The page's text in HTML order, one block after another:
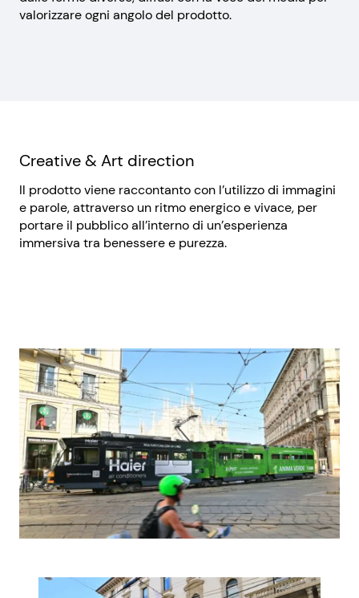
valorizzare ogni angolo del prodotto.
Creative & Art direction
Il prodotto viene raccontanto con l’utilizzo di immagini
e parole, attraverso un ritmo energico e vivace, per
portare il pubblico all’interno di un’esperienza
immersiva tra benessere e purezza.